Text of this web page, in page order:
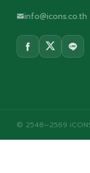
info@icons.co.th
© 2548–2569